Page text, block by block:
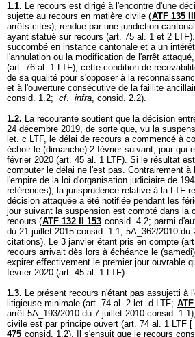
1.1. Le recours est dirigé à l'encontre d'une
sujette au recours en matière civile (ATF 135
arrêts cités), rendue par une juridiction
ayant statué sur recours (art. 75 al. 1 et 2 LTF
succombé en instance cantonale et a un
l'annulation ou la modification de l'arrêt
(art. 76 al. 1 LTF); cette condition de
de sa qualité pour s'opposer à la
et à l'ouverture consécutive de la faillite
consid. 1.2; cf. infra, consid. 2.2).
1.2. La recourante soutient que la décision
24 décembre 2019, de sorte que, vu la
let. c LTF, le délai de recours a commencé à
échoir le (dimanche) 2 février suivant, jour qui
février 2020 (art. 45 al. 1 LTF). Si le résultat
computer le délai ne l'est pas. Contrairement à
l'empire de la loi d'organisation judiciaire de
références), la jurisprudence relative à la LTF
décision attaquée a été notifiée pendant les
jour suivant la suspension est compté dans la
recours (ATF 132 II 153 consid. 4.2; parmi
du 21 juillet 2015 consid. 1.1; 5A_362/2010 du
citations). Le 3 janvier étant pris en compte (
recours arrivait dès lors à échéance le
expirer effectivement le premier jour ouvrable
février 2020 (art. 45 al. 1 LTF).
1.3. Le présent recours n'étant pas assujetti à
litigieuse minimale (art. 74 al. 2 let. d LTF;
arrêt 5A_193/2010 du 7 juillet 2010 consid.
civile est par principe ouvert (art. 74 al. 1 LTF [
475 consid. 1.2). Il s'ensuit que le recours